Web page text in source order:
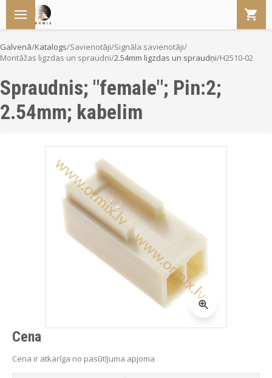
Galvenā/Katalogs/Savienotāji/Signāla savienotāji/
Montāžas ligzdas un spraudņi/2.54mm ligzdas un spraudņi/H2510-02
Spraudnis; "female"; Pin:2;
2.54mm; kabelim
Cena
Cena ir atkarīga no pasūtījuma apjoma